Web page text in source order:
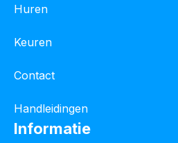
Huren
Keuren
Contact
Handleidingen
Informatie